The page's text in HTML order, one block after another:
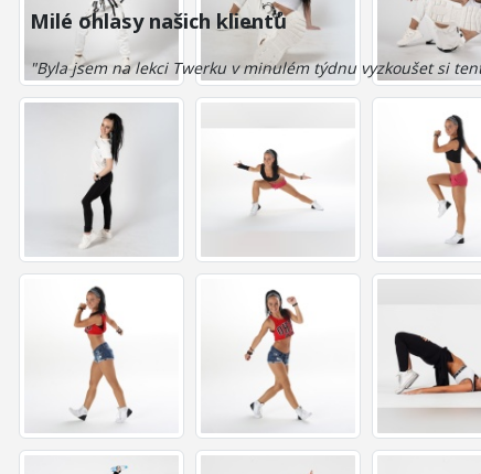
Milé ohlasy našich klientů
"Byla jsem na lekci Twerku v minulém týdnu vyzkoušet si